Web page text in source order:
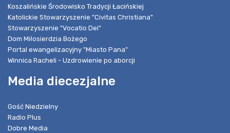
Koszalińskie Środowisko Tradycji Łacińskiej
Katolickie Stowarzyszenie "Civitas Christiana"
Stowarzyszenie "Vocatio Dei"
Dom Miłosierdzia Bożego
Portal ewangelizacyjny "Miasto Pana"
Winnica Racheli - Uzdrowienie po aborcji
Media diecezjalne
Gość Niedzielny
Radio Plus
Dobre Media